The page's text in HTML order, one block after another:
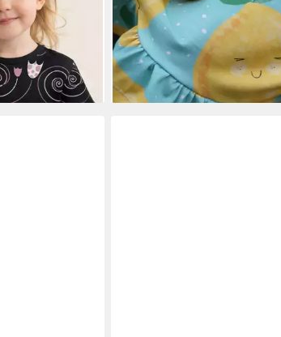
cm x 150 cm
bei dir
24,90 €
(24,90 €/ 1 m)
lieferbar - in 3-4 Werktagen bei dir